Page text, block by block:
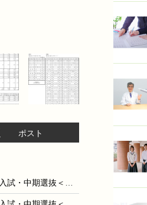
ポスト
【高校受験2024】京都府公立高入試・中期選抜＜社会＞講評…難易度は例年通り